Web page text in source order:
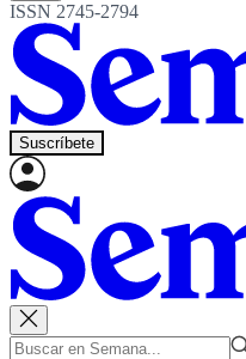
ISSN 2745-2794
Suscríbete